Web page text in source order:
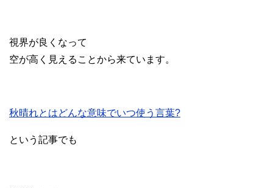
視界が良くなって
空が高く見えることから来ています。
秋晴れとはどんな意味でいつ使う言葉?
という記事でも